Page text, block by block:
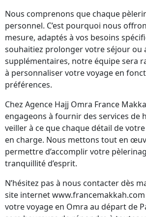
Nous comprenons que chaque
personnel. C’est pourquoi nous
mesure, adaptés à vos besoins
souhaitiez prolonger votre séjour ou
supplémentaires, notre équipe sera
à personnaliser votre voyage en
préférences.
Chez Agence Hajj Omra France
engageons à fournir des services de
veiller à ce que chaque détail de
en charge. Nous mettons tout en
permettre d’accomplir votre
tranquillité d’esprit.
N’hésitez pas à nous contacter dès
site internet
votre voyage en Omra au départ de